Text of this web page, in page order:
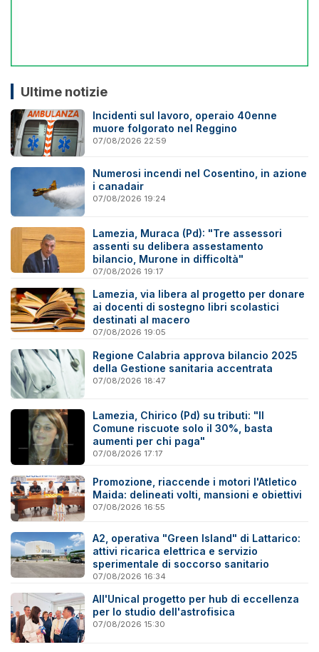
Ultime notizie
Incidenti sul lavoro, operaio 40enne
muore folgorato nel Reggino
07/08/2026 22:59
Numerosi incendi nel Cosentino, in azione
i canadair
07/08/2026 19:24
Lamezia, Muraca (Pd): "Tre assessori
assenti su delibera assestamento
bilancio, Murone in difficoltà"
07/08/2026 19:17
Lamezia, via libera al progetto per donare
ai docenti di sostegno libri scolastici
destinati al macero
07/08/2026 19:05
Regione Calabria approva bilancio 2025
della Gestione sanitaria accentrata
07/08/2026 18:47
Lamezia, Chirico (Pd) su tributi: "Il
Comune riscuote solo il 30%, basta
aumenti per chi paga"
07/08/2026 17:17
Promozione, riaccende i motori l'Atletico
Maida: delineati volti, mansioni e obiettivi
07/08/2026 16:55
A2, operativa "Green Island" di Lattarico:
attivi ricarica elettrica e servizio
sperimentale di soccorso sanitario
07/08/2026 16:34
All'Unical progetto per hub di eccellenza
per lo studio dell'astrofisica
07/08/2026 15:30